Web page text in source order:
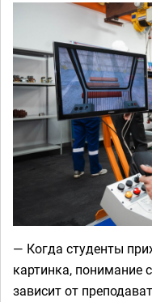
— Когда студенты
картинка, понимание
зависит от